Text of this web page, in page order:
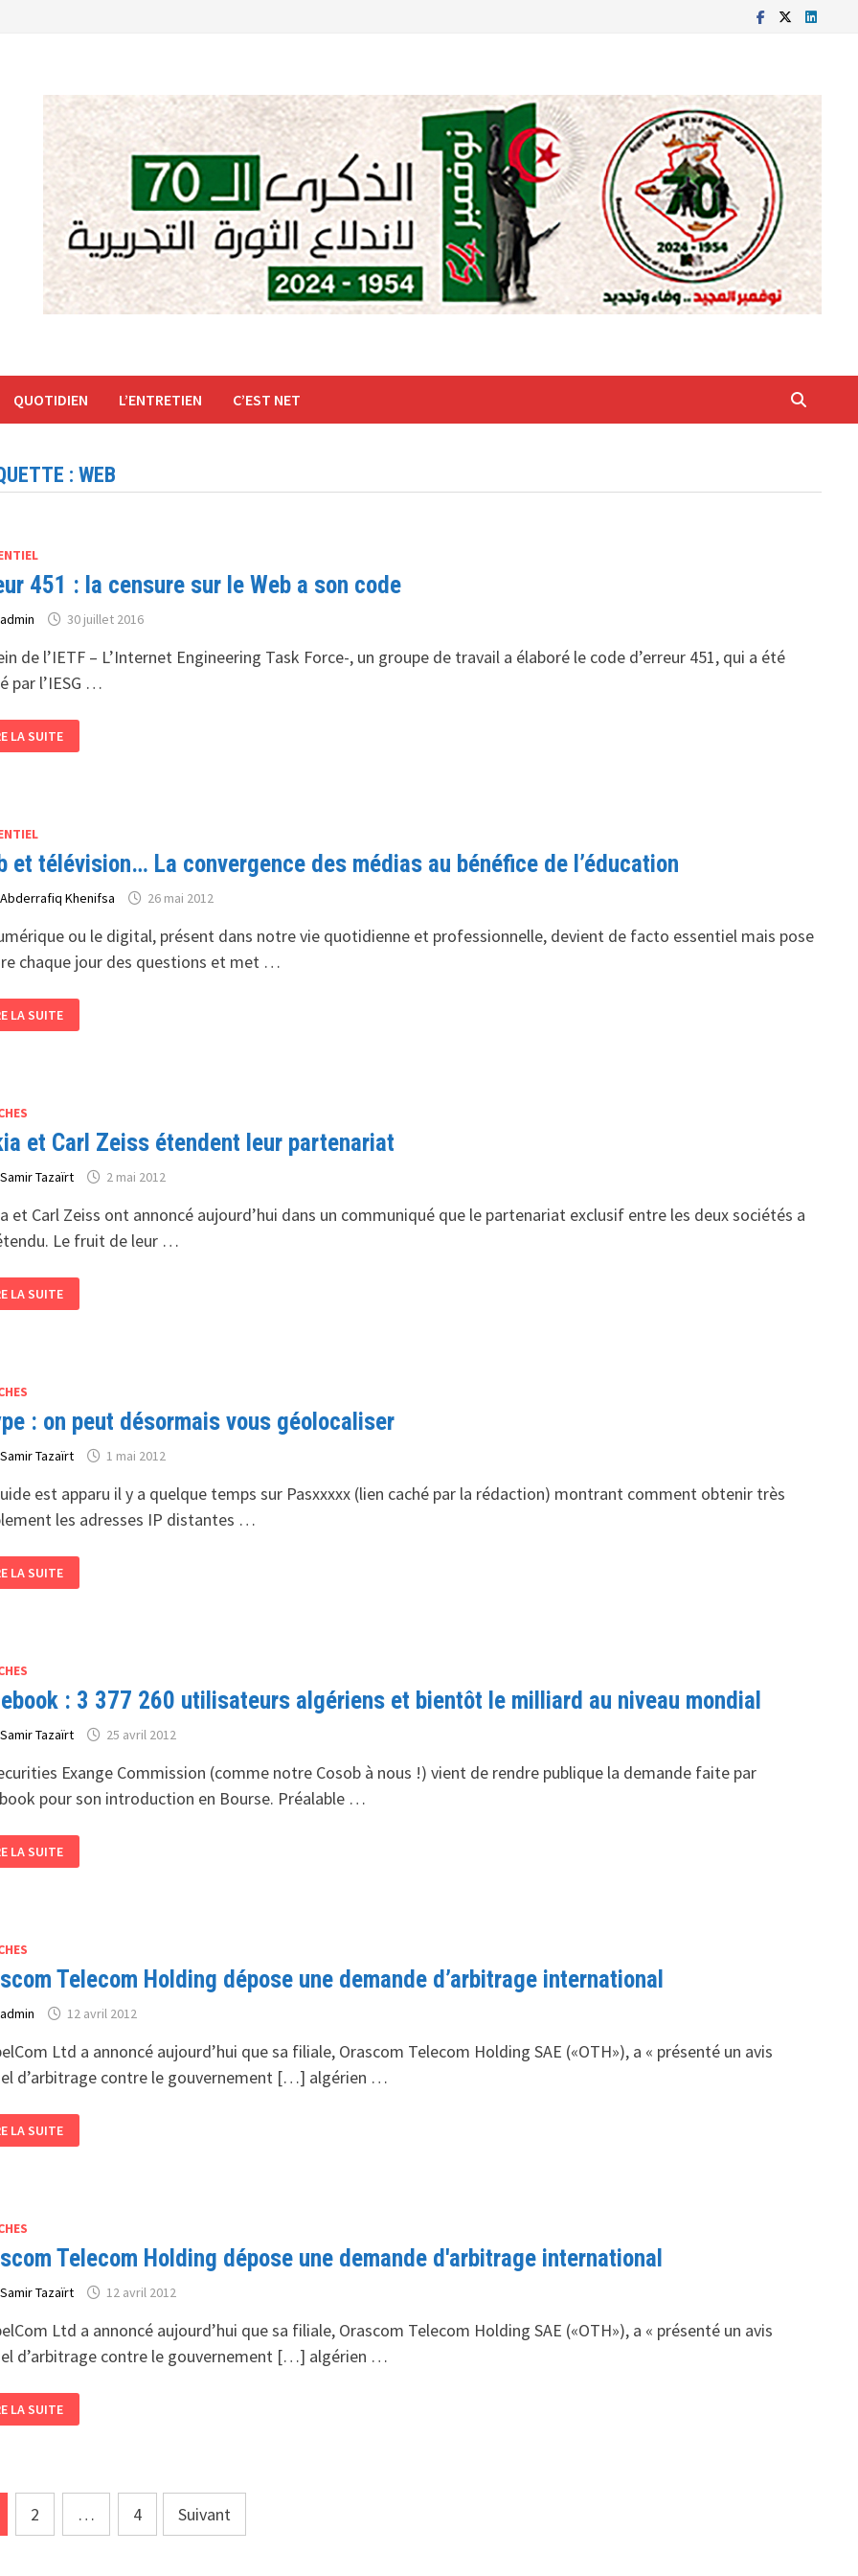
QUOTIDIEN L’ENTRETIEN C’EST NET
:WEB
451 : la censure sur le Web a son code
admin 30 juillet 2016
de l’IETF – L’Internet Engineering Task Force-, un groupe de travail a élaboré le code d’erreur 451, qui a été
par l’IESG …
LA SUITE
et télévision… La convergence des médias au bénéfice de l’éducation
Abderrafiq Khenifsa 26 mai 2012
ou le digital, présent dans notre vie quotidienne et professionnelle, devient de facto essentiel mais pose
chaque jour des questions et met …
LA SUITE
et Carl Zeiss étendent leur partenariat
Samir Tazaïrt 2 mai 2012
et Carl Zeiss ont annoncé aujourd’hui dans un communiqué que le partenariat exclusif entre les deux sociétés a
Le fruit de leur …
LA SUITE
: on peut désormais vous géolocaliser
Samir Tazaïrt 1 mai 2012
est apparu il y a quelque temps sur Pasxxxxx (lien caché par la rédaction) montrant comment obtenir très
les adresses IP distantes …
LA SUITE
: 3 377 260 utilisateurs algériens et bientôt le milliard au niveau mondial
Samir Tazaïrt 25 avril 2012
Exange Commission (comme notre Cosob à nous !) vient de rendre publique la demande faite par
pour son introduction en Bourse. Préalable …
LA SUITE
Telecom Holding dépose une demande d’arbitrage international
admin 12 avril 2012
Ltd a annoncé aujourd’hui que sa filiale, Orascom Telecom Holding SAE («OTH»), a « présenté un avis
d’arbitrage contre le gouvernement […] algérien …
LA SUITE
Telecom Holding dépose une demande d'arbitrage international
Samir Tazaïrt 12 avril 2012
Ltd a annoncé aujourd’hui que sa filiale, Orascom Telecom Holding SAE («OTH»), a « présenté un avis
d’arbitrage contre le gouvernement […] algérien …
LA SUITE
2 … 4 Suivant